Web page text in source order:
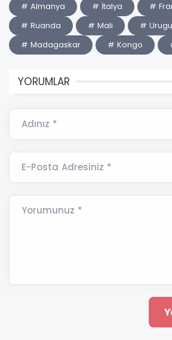
# Almanya
# İtalya #
# Ruanda
# Mali
#
# Madagaskar
# Kongo
YORUMLAR
Adınız *
E-Posta Adresiniz *
Yorumunuz *